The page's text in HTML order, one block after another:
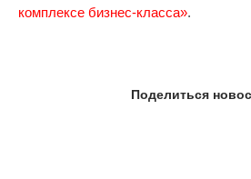
комплексе бизнес-класса».
Поделиться